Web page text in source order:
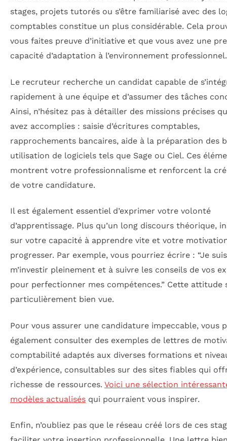
stages, projets tutorés ou s’être familiarisé avec des
comptables constitue un plus considérable. Cela
vous faites preuve d’initiative et que vous avez une
capacité d’adaptation à l’environnement professionnel.
Le recruteur recherche un candidat capable de
rapidement à une équipe et d’assumer des tâches
Ainsi, n’hésitez pas à détailler des missions précises
avez accomplies : saisie d’écritures comptables,
rapprochements bancaires, aide à la préparation des
utilisation de logiciels tels que Sage ou Ciel. Ces
montrent votre professionnalisme et renforcent la
de votre candidature.
Il est également essentiel d’exprimer votre volonté
d’apprentissage. Plus qu’un long discours théorique,
sur votre capacité à apprendre vite et votre
progresser. Par exemple, vous pourriez écrire : “Je
m’investir pleinement et à suivre les conseils de vos
pour perfectionner mes compétences.” Cette attitude
particulièrement bien vue.
Pour vous assurer une candidature impeccable, vous
également consulter des exemples de lettres de
comptabilité adaptés aux diverses formations et
d’expérience, consultables sur des sites fiables qui
richesse de ressources. Voici une sélection
modèles actualisés qui pourraient vous inspirer.
Enfin, n’oubliez pas que le réseau créé lors de ces